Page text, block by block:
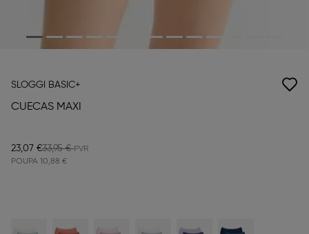
SLOGGI BASIC+
CUECAS MAXI
23,07 €33,95 €
POUPA 10,88 €